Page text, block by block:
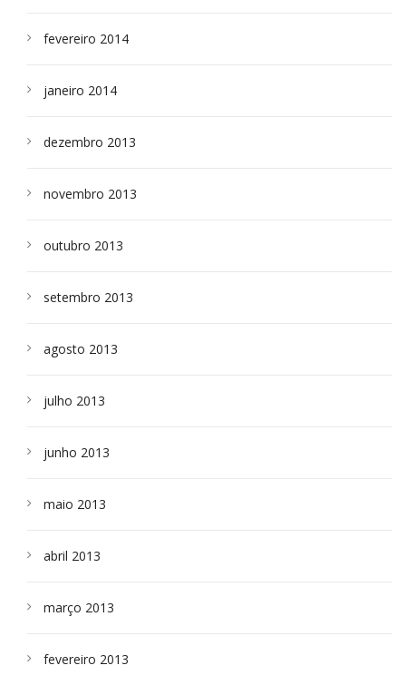
fevereiro 2014
janeiro 2014
dezembro 2013
novembro 2013
outubro 2013
setembro 2013
agosto 2013
julho 2013
junho 2013
maio 2013
abril 2013
março 2013
fevereiro 2013